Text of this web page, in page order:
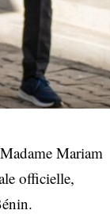
Mariam
officielle,